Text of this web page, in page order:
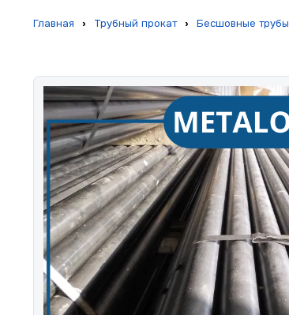
Главная › Трубный прокат › Бесшовные трубы